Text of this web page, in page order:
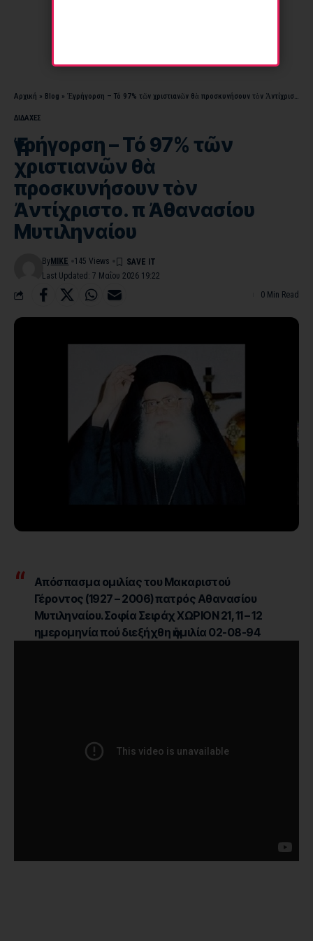
Αρχική » Blog » Ἐγρήγορση – Τό 97% τῶν χριστιανῶν θὰ προσκυνήσουν τὸν Ἀντίχριστο. π Ἀθανασίου Μυτιληναίου
ΔΙΔΑΧΕΣ
Ἐγρήγορση – Τό 97% τῶν
χριστιανῶν θὰ
προσκυνήσουν τὸν
Ἀντίχριστο. π Ἀθανασίου
Μυτιληναίου
Last Updated: 7 Μαΐου 2026 19:22
By MIKE 145 Views
0 Min Read
Απόσπασμα ομιλίας του Μακαριστού
Γέροντος (1927 – 2006) πατρός Αθανασίου
Μυτιληναίου.Σοφία Σειράχ ΧΩΡΙΟΝ 21, 11 – 12
ημερομηνία πού διεξήχθη ἡ ὁμιλία 02-08-94